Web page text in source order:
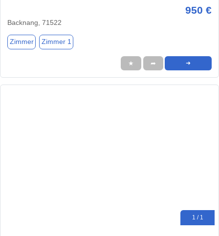
950 €
Backnang, 71522
Zimmer Zimmer 1
★ ➦ ➜
1 / 1